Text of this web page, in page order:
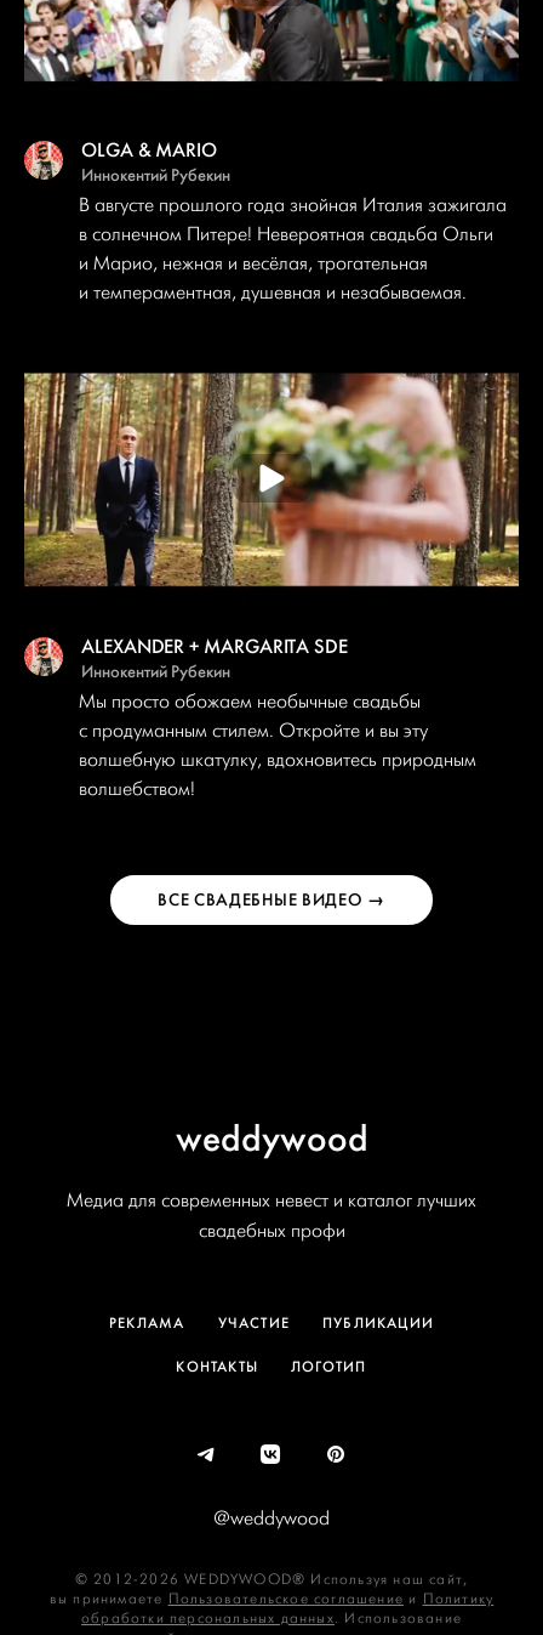
OLGA & MARIO
Иннокентий Рубекин
В августе прошлого года знойная Италия зажигала
в солнечном Питере! Невероятная свадьба Ольги
и Марио, нежная и весёлая, трогательная
и темпераментная, душевная и незабываемая.
ALEXANDER + MARGARITA SDE
Иннокентий Рубекин
Мы просто обожаем необычные свадьбы
с продуманным стилем. Откройте и вы эту
волшебную шкатулку, вдохновитесь природным
волшебством!
ВСЕ СВАДЕБНЫЕ ВИДЕО →
weddywood
Медиа для современных невест и каталог лучших
свадебных профи
РЕКЛАМА УЧАСТИЕ ПУБЛИКАЦИИ
КОНТАКТЫ ЛОГОТИП
@weddywood
© 2012-2026 WEDDYWOOD® Используя наш сайт,
вы принимаете
Пользовательское соглашение и
Политику
обработки персональных данных. Использование